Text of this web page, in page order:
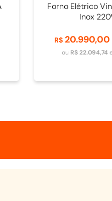
Forno Elétrico
Inox
R$ 20.990,00
ou R$ 22.094,74